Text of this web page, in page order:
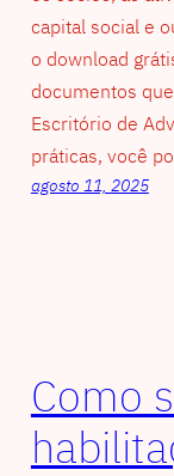
capital social e
o download
documentos
Escritório de
práticas, você
agosto 11, 2025
Como